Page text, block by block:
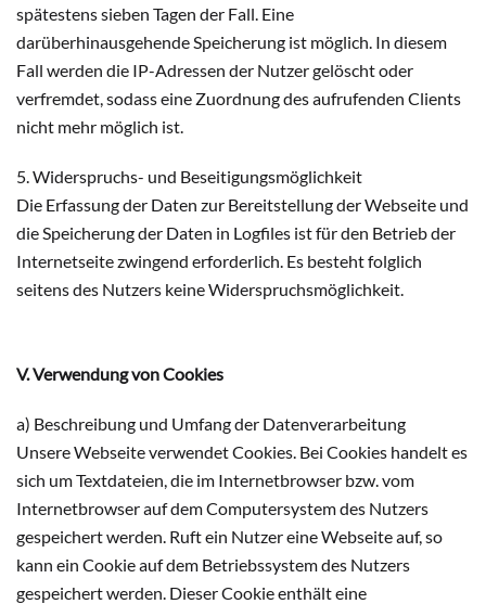
spätestens sieben Tagen der Fall. Eine
darüberhinausgehende Speicherung ist möglich. In diesem
Fall werden die IP-Adressen der Nutzer gelöscht oder
verfremdet, sodass eine Zuordnung des aufrufenden Clients
nicht mehr möglich ist.
5. Widerspruchs- und Beseitigungsmöglichkeit
Die Erfassung der Daten zur Bereitstellung der Webseite und
die Speicherung der Daten in Logfiles ist für den Betrieb der
Internetseite zwingend erforderlich. Es besteht folglich
seitens des Nutzers keine Widerspruchsmöglichkeit.
V. Verwendung von Cookies
a) Beschreibung und Umfang der Datenverarbeitung
Unsere Webseite verwendet Cookies. Bei Cookies handelt es
sich um Textdateien, die im Internetbrowser bzw. vom
Internetbrowser auf dem Computersystem des Nutzers
gespeichert werden. Ruft ein Nutzer eine Webseite auf, so
kann ein Cookie auf dem Betriebssystem des Nutzers
gespeichert werden. Dieser Cookie enthält eine